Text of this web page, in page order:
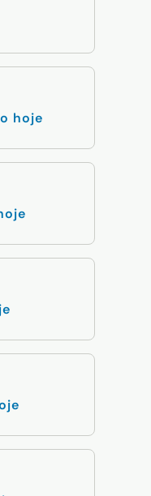
hoje